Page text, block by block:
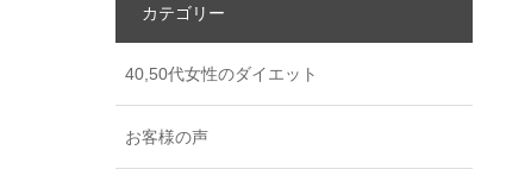
カテゴリー
40,50代女性のダイエット
お客様の声